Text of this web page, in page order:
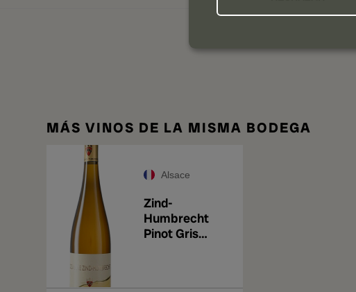
MÁS VINOS DE LA MISMA BODEGA
Alsace
Zind-
Humbrecht
Pinot Gris